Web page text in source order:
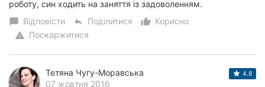
роботу, син ходить на заняття із задоволенням.
chat_bubble Відповісти reply Поділитися thumb_up_alt
Корисно
warning Поскаржитися
Тетяна Чугу-Моравська
07 жовтня 2016
4.8